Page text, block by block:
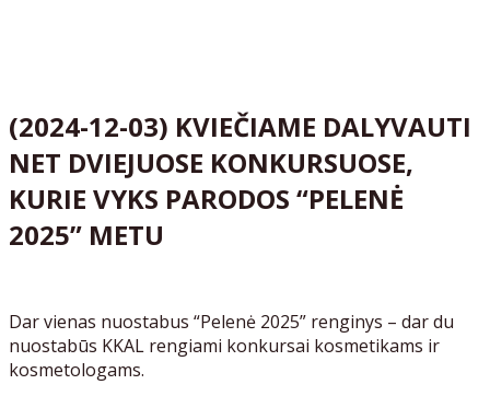
(2024-12-03) KVIEČIAME DALYVAUTI
NET DVIEJUOSE KONKURSUOSE,
KURIE VYKS PARODOS “PELENĖ
2025” METU
Dar vienas nuostabus “Pelenė 2025” renginys – dar du
nuostabūs KKAL rengiami konkursai kosmetikams ir
kosmetologams.